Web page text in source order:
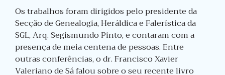
Os trabalhos foram dirigidos pelo presidente da
Secção de Genealogia, Heráldica e Falerística da
SGL, Arq. Segismundo Pinto, e contaram com a
presença de meia centena de pessoas. Entre
outras conferências, o dr. Francisco Xavier
Valeriano de Sá falou sobre o seu recente livro